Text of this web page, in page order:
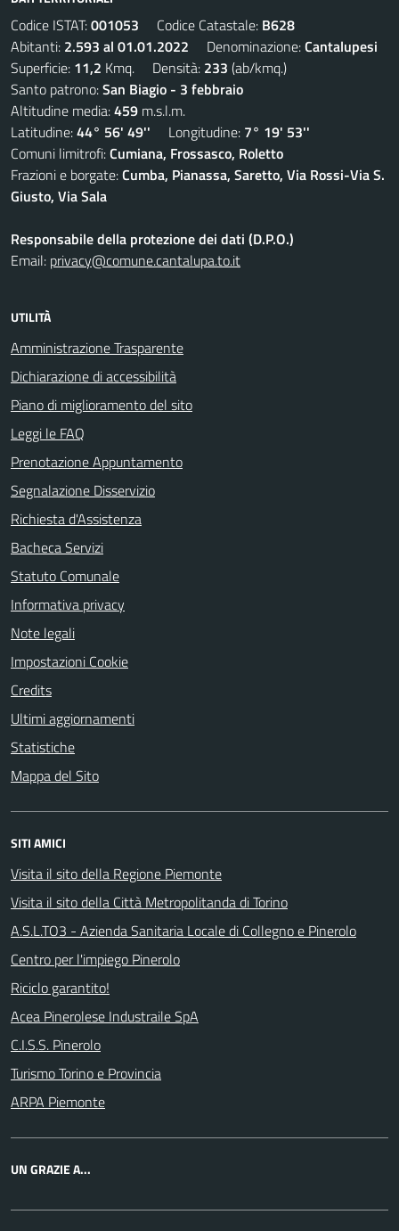
Codice ISTAT:001053 Codice Catastale: B628
Abitanti: 2.593 al 01.01.2022 Denominazione:Cantalupesi
Superficie: 11,2 Kmq. Densità: 233 (ab/kmq.)
Santo patrono:San Biagio - 3 febbraio
Altitudine media:459 m.s.l.m.
Latitudine:44° 56' 49'' Longitudine: 7° 19' 53''
Comuni limitrofi:Cumiana, Frossasco, Roletto
Frazioni e borgate:Cumba, Pianassa, Saretto, Via Rossi-Via S.
Giusto, Via Sala
Responsabile della protezione dei dati (D.P.O.)
Email: privacy@comune.cantalupa.to.it
UTILITÀ
Amministrazione Trasparente
Dichiarazione di accessibilità
Piano di miglioramento del sito
Leggi le FAQ
Prenotazione Appuntamento
Segnalazione Disservizio
Richiesta d'Assistenza
Bacheca Servizi
Statuto Comunale
Informativa privacy
Note legali
Impostazioni Cookie
Credits
Ultimi aggiornamenti
Statistiche
Mappa del Sito
SITI AMICI
Visita il sito della Regione Piemonte
Visita il sito della Città Metropolitanda di Torino
A.S.L.TO3 - Azienda Sanitaria Locale di Collegno e Pinerolo
Centro per l'impiego Pinerolo
Riciclo garantito!
Acea Pinerolese Industraile SpA
C.I.S.S. Pinerolo
Turismo Torino e Provincia
ARPA Piemonte
UN GRAZIE A...